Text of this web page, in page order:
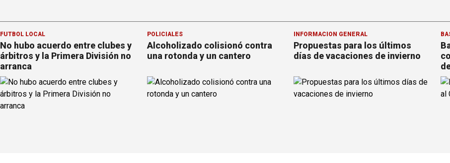
FÚTBOL LOCAL
No hubo acuerdo entre clubes y
árbitros y la Primera División no
arranca
POLICIALES
Alcoholizado colisionó contra
una rotonda y un cantero
INFORMACION GENERAL
Propuestas para los últimos
días de vacaciones de invierno